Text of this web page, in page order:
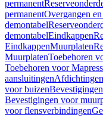
permanent
permanentOvergangen
demontabel
demontabelEindkappen
EindkappenMuurplaten
MuurplatenToebehoren
Toebehoren voor
aansluitingen
voor buizen
Bevestigingen voor
voor flensverbindingen